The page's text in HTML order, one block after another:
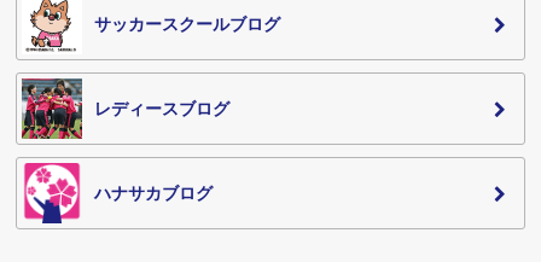
サッカースクールブログ
レディースブログ
ハナサカブログ